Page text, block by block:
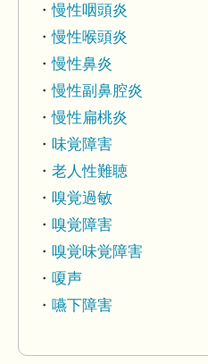
慢性咽頭炎
慢性喉頭炎
慢性鼻炎
慢性副鼻腔炎
慢性扁桃炎
味覚障害
老人性難聴
嗅覚過敏
嗅覚障害
嗅覚味覚障害
嗄声
嚥下障害